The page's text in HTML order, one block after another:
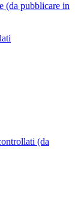
(da pubblicare in
(da